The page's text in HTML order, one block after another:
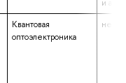
и
Квантовая
оптоэлектроника
не